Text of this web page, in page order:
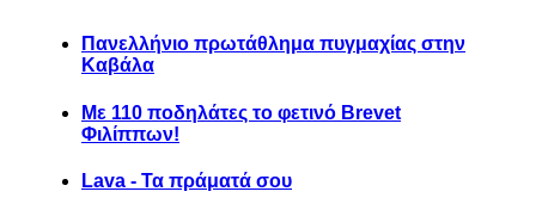
Πανελλήνιο πρωτάθλημα πυγμαχίας στην
Καβάλα
Με 110 ποδηλάτες το φετινό Brevet
Φιλίππων!
Lava - Τα πράματά σου